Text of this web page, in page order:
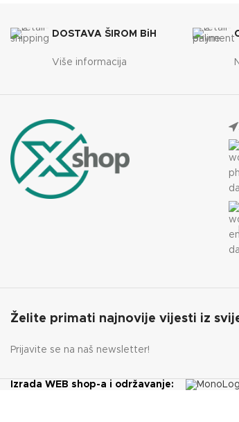
DIMENZIJE 610x670x1110 mm
KAPACITET SPREMNIKA
DOSTAVA ŠIROM BiH
Više informacija
Želite primati najnovije vijesti iz
Prijavite se na naš newsletter!
Izrada WEB shop-a i održavanje: